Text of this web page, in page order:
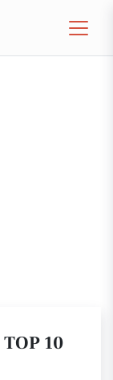
10